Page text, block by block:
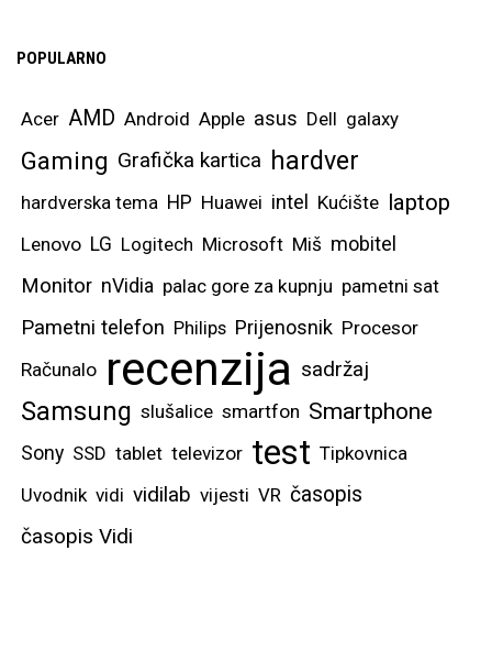
POPULARNO
Acer AMD Android Apple asus Dell galaxy
Gaming Grafička kartica hardver
hardverska tema HP Huawei intel Kućište laptop
Lenovo LG Logitech Microsoft Miš mobitel
Monitor nVidia palac gore za kupnju pametni sat
Pametni telefon Philips Prijenosnik Procesor
Računalo recenzija sadržaj
Samsung slušalice smartfon Smartphone
Sony SSD tablet televizor test Tipkovnica
Uvodnik vidi vidilab vijesti VR časopis
časopis Vidi